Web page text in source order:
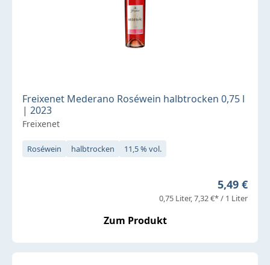
Freixenet Mederano Roséwein halbtrocken 0,75 l
| 2023
Freixenet
Roséwein halbtrocken 11,5 % vol.
Regulärer
5,49 €
0,75 Liter 7,32 €* / 1 Liter
Zum Produkt